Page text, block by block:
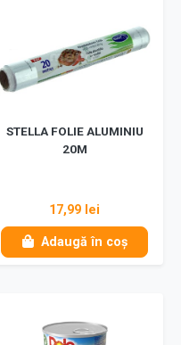
STELLA FOLIE ALUMINIU
20M
17,99 lei
Adaugă în coș